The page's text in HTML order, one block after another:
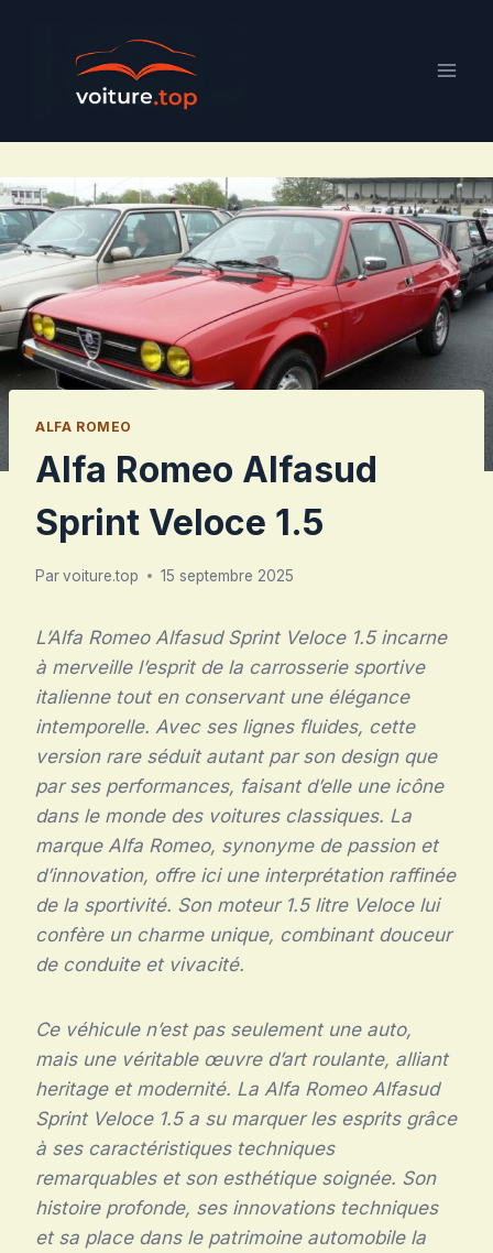
ALFA ROMEO
Alfa Romeo Alfasud
Sprint Veloce 1.5
Parvoiture.top 15 septembre 2025
L’Alfa Romeo Alfasud Sprint Veloce 1.5 incarne
à merveille l’esprit de la carrosserie sportive
italienne tout en conservant une élégance
intemporelle. Avec ses lignes fluides, cette
version rare séduit autant par son design que
par ses performances, faisant d’elle une icône
dans le monde des voitures classiques. La
marque Alfa Romeo, synonyme de passion et
d’innovation, offre ici une interprétation raffinée
de la sportivité. Son moteur 1.5 litre Veloce lui
confère un charme unique, combinant douceur
de conduite et vivacité.
Ce véhicule n’est pas seulement une auto,
mais une véritable œuvre d’art roulante, alliant
heritage et modernité. La Alfa Romeo Alfasud
Sprint Veloce 1.5 a su marquer les esprits grâce
à ses caractéristiques techniques
remarquables et son esthétique soignée. Son
histoire profonde, ses innovations techniques
et sa place dans le patrimoine automobile la